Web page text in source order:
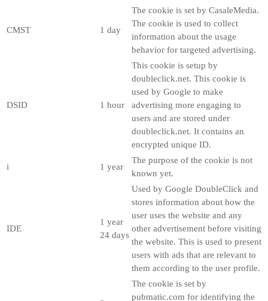
CMST 1 day
The cookie is set by CasaleMedia.
The cookie is used to collect
information about the usage
behavior for targeted advertising.
DSID 1 hour
This cookie is setup by
doubleclick.net. This cookie is
used by Google to make
advertising more engaging to
users and are stored under
doubleclick.net. It contains an
encrypted unique ID.
i 1 year
The purpose of the cookie is not
known yet.
IDE
1 year
24 days
Used by Google DoubleClick and
stores information about how the
user uses the website and any
other advertisement before visiting
the website. This is used to present
users with ads that are relevant to
them according to the user profile.
The cookie is set by
pubmatic.com for identifying the